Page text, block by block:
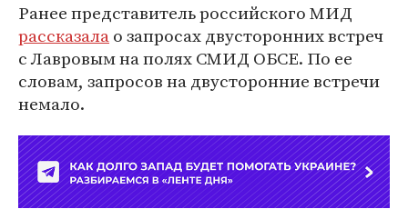
Ранее представитель российского МИД
рассказалао запросах двусторонних встреч
с Лавровым на полях СМИД ОБСЕ. По ее
словам, запросов на двусторонние встречи
немало.